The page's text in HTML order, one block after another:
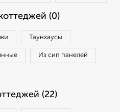
(0)
Таунхаусы
Из сип панелей
(22)